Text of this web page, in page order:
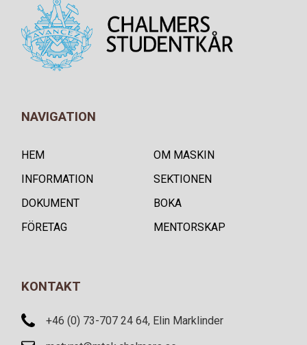
NAVIGATION
HEM
OM MASKIN
INFORMATION
SEKTIONEN
DOKUMENT
BOKA
FÖRETAG
MENTORSKAP
KONTAKT
+46 (0) 73-707 24 64, Elin Marklinder